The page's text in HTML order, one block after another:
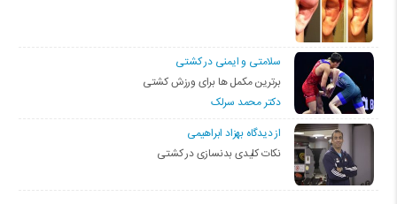
سلامتی و ایمنی در کشتی
برترین مکمل ها برای ورزش کشتی
دکتر محمد سرلک
از دیدگاه بهزاد ابراهیمی
نکات کلیدی بدنسازی در کشتی